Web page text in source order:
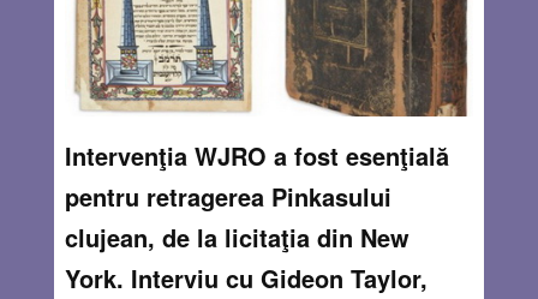
Intervenţia WJRO a fost esenţială
pentru retragerea Pinkasului
clujean, de la licitaţia din New
York. Interviu cu Gideon Taylor,